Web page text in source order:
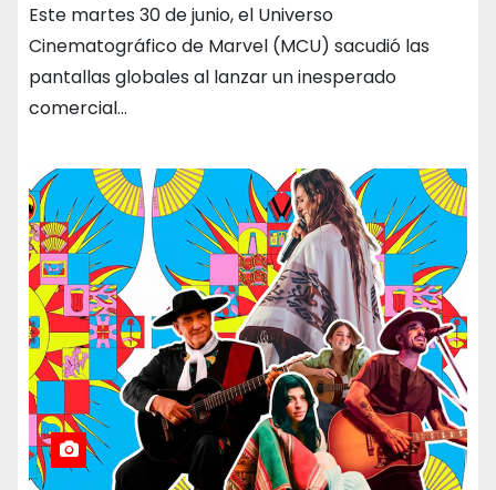
Este martes 30 de junio, el Universo
Cinematográfico de Marvel (MCU) sacudió las
pantallas globales al lanzar un inesperado
comercial…